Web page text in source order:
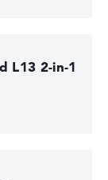
L13 2-in-1